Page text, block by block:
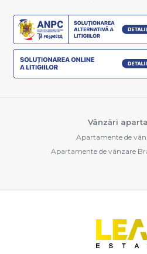
Vânzări
Apartamente de
Apartamente de vânzare